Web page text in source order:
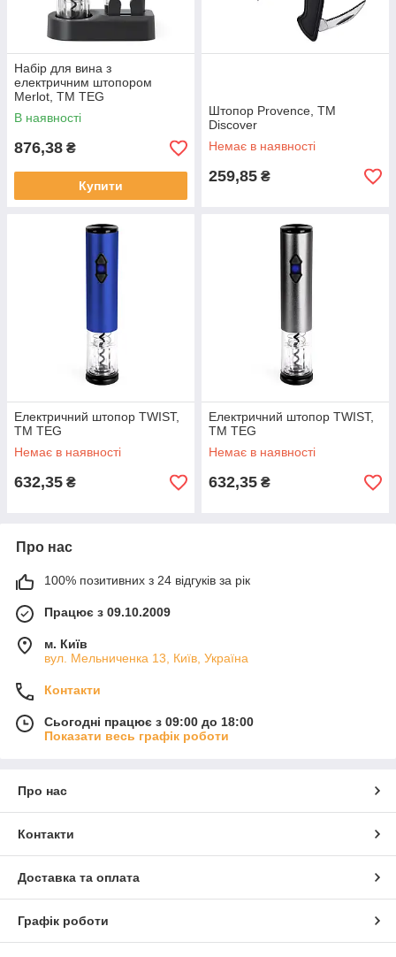
Набір для вина з
електричним штопором
Merlot, TM TEG
В наявності
876,38 ₴
Купити
Штопор Provence, ТМ
Discover
Немає в наявності
259,85 ₴
Електричний штопор TWIST,
TM TEG
Немає в наявності
632,35 ₴
Електричний штопор TWIST,
TM TEG
Немає в наявності
632,35 ₴
Про нас
100% позитивних з 24 відгуків за рік
Працює з 09.10.2009
м. Київ
вул. Мельниченка 13, Київ, Україна
Контакти
Сьогодні працює з 09:00 до 18:00
Показати весь графік роботи
Про нас
Контакти
Доставка та оплата
Графік роботи